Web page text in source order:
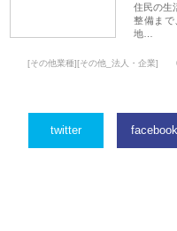
住民の生
整備まで
地…
[その他業種][その他_法人・企業]
twitter facebook